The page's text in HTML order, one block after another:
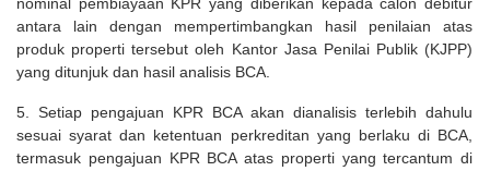
nominal pembiayaan KPR yang diberikan kepada calon debitur
antara lain dengan mempertimbangkan hasil penilaian atas
produk properti tersebut oleh Kantor Jasa Penilai Publik (KJPP)
yang ditunjuk dan hasil analisis BCA.
5. Setiap pengajuan KPR BCA akan dianalisis terlebih dahulu
sesuai syarat dan ketentuan perkreditan yang berlaku di BCA,
termasuk pengajuan KPR BCA atas properti yang tercantum di